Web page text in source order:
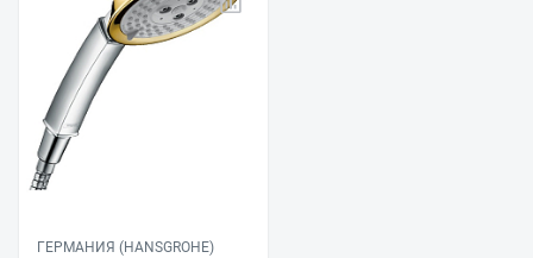
ГЕРМАНИЯ (HANSGROHE)